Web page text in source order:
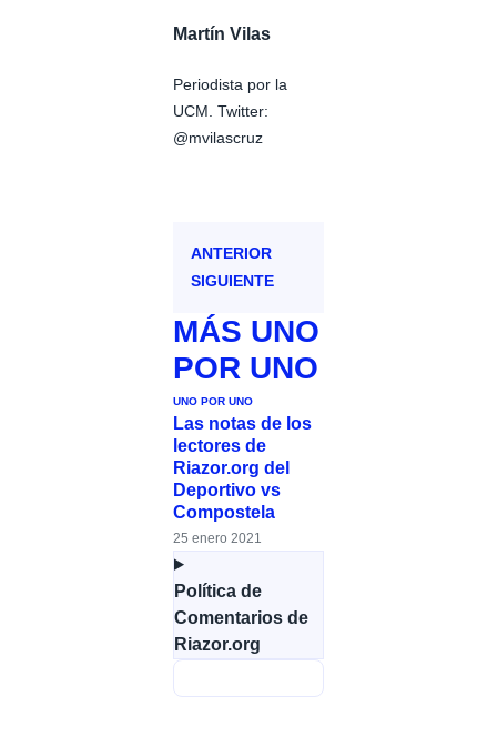
Martín Vilas
Periodista por la
UCM. Twitter:
@mvilascruz
ANTERIOR
SIGUIENTE
MÁS UNO
POR UNO
UNO POR UNO
Las notas de los
lectores de
Riazor.org del
Deportivo vs
Compostela
25 enero 2021
Política de
Comentarios de
Riazor.org